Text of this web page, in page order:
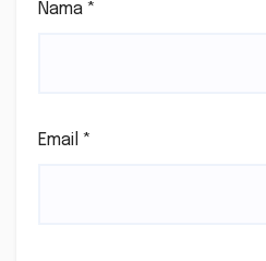
Nama *
Email *